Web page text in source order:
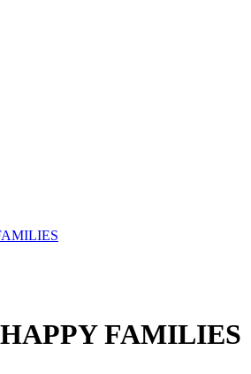
FAMILIES